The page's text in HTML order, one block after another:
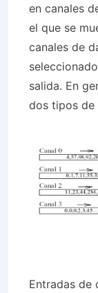
en canales
el que se
canales de
salida. En
dos tipos de
Entradas de